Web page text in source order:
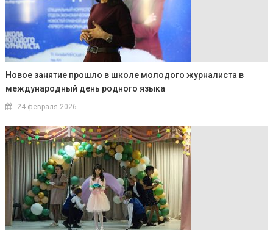
Новое занятие прошло в школе молодого журналиста в
международный день родного языка
24 февраля 2026